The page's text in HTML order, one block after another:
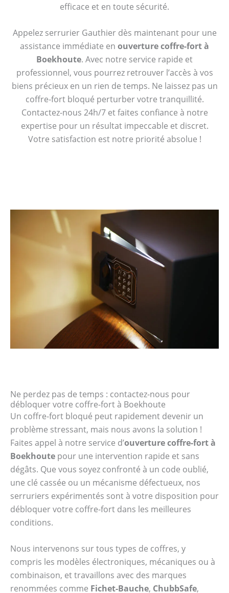
efficace et en toute sécurité.
Appelez serrurier Gauthier dès maintenant pour une
assistance immédiate en ouverture coffre-fort à
Boekhoute. Avec notre service rapide et
professionnel, vous pourrez retrouver l’accès à vos
biens précieux en un rien de temps. Ne laissez pas un
coffre-fort bloqué perturber votre tranquillité.
Contactez-nous 24h/7 et faites confiance à notre
expertise pour un résultat impeccable et discret.
Votre satisfaction est notre priorité absolue !
Ne perdez pas de temps : contactez-nous pour
débloquer votre coffre-fort à Boekhoute
Un coffre-fort bloqué peut rapidement devenir un
problème stressant, mais nous avons la solution !
Faites appel à notre service d’ouverture coffre-fort à
Boekhoute pour une intervention rapide et sans
dégâts. Que vous soyez confronté à un code oublié,
une clé cassée ou un mécanisme défectueux, nos
serruriers expérimentés sont à votre disposition pour
débloquer votre coffre-fort dans les meilleures
conditions.
Nous intervenons sur tous types de coffres, y
compris les modèles électroniques, mécaniques ou à
combinaison, et travaillons avec des marques
renommées comme Fichet-Bauche, ChubbSafe,